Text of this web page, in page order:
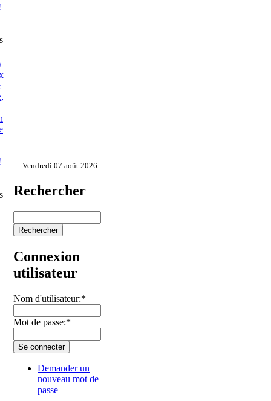
Vendredi 07 août 2026
Rechercher
Connexion
utilisateur
Nom d'utilisateur:*
Mot de passe:*
Demander un
nouveau mot de
passe